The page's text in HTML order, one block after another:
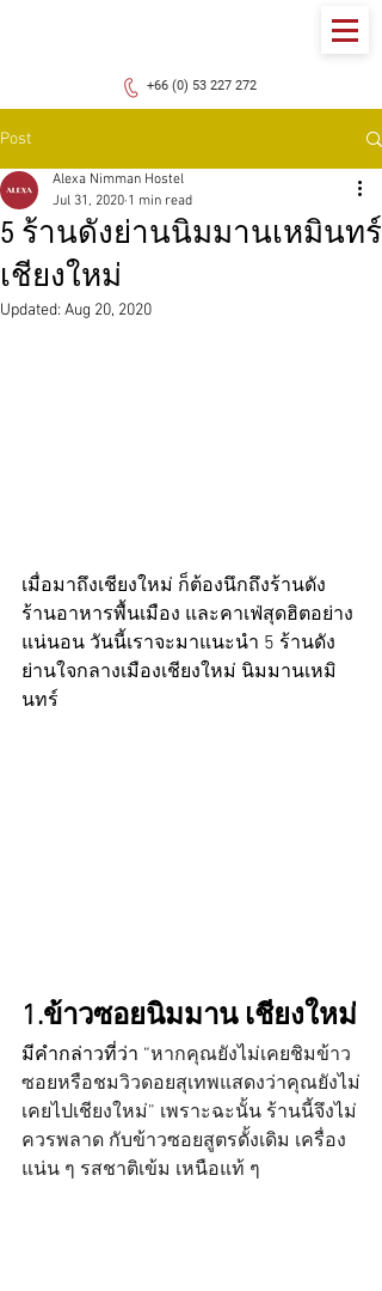
+66 (0) 53 227 272
Post
5 ร้านดังย่านนิมมานเหมินทร์
เชียงใหม่
Alexa Nimman Hostel
Jul 31, 2020 1 min read
Updated: Aug 20, 2020
เมื่อมาถึงเชียงใหม่ ก็ต้องนึกถึงร้านดัง
ร้านอาหารพื้นเมือง และคาเฟ่สุดฮิตอย่าง
แน่นอน วันนี้เราจะมาแนะนำ 5 ร้านดัง
ย่านใจกลางเมืองเชียงใหม่ นิมมานเหมิ
นทร์
1.ข้าวซอยนิมมาน เชียงใหม่
มีคำกล่าวที่ว่า “หากคุณยังไม่เคยชิมข้าว
ซอยหรือชมวิวดอยสุเทพแสดงว่าคุณยังไม่
เคยไปเชียงใหม่” เพราะฉะนั้น ร้านนี้จึงไม่
ควรพลาด กับข้าวซอยสูตรดั้งเดิม เครื่อง
แน่น ๆ รสชาติเข้ม เหนือแท้ ๆ